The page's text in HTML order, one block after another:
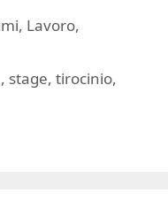
, Lavoro,
, stage,tirocinio,